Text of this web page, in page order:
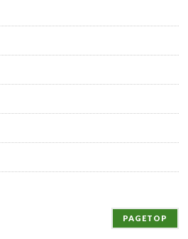
PAGETOP